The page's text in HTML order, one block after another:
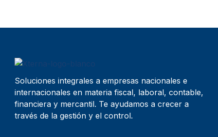
Soluciones integrales a empresas nacionales e
internacionales en materia fiscal, laboral, contable,
financiera y mercantil. Te ayudamos a crecer a
través de la gestión y el control.